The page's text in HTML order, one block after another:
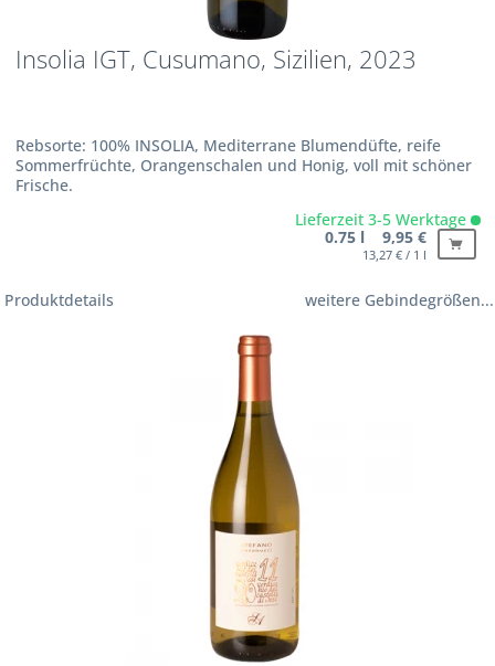
Insolia IGT, Cusumano, Sizilien, 2023
Rebsorte: 100% INSOLIA, Mediterrane Blumendüfte, reife
Sommerfrüchte, Orangenschalen und Honig, voll mit schöner
Frische.
Lieferzeit 3-5 Werktage
0.75 l 9,95 €
13,27 € / 1 l
Produktdetails weitere Gebindegrößen...